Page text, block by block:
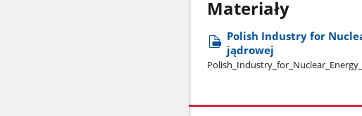
Materiały
Polish Industry for
jądrowej